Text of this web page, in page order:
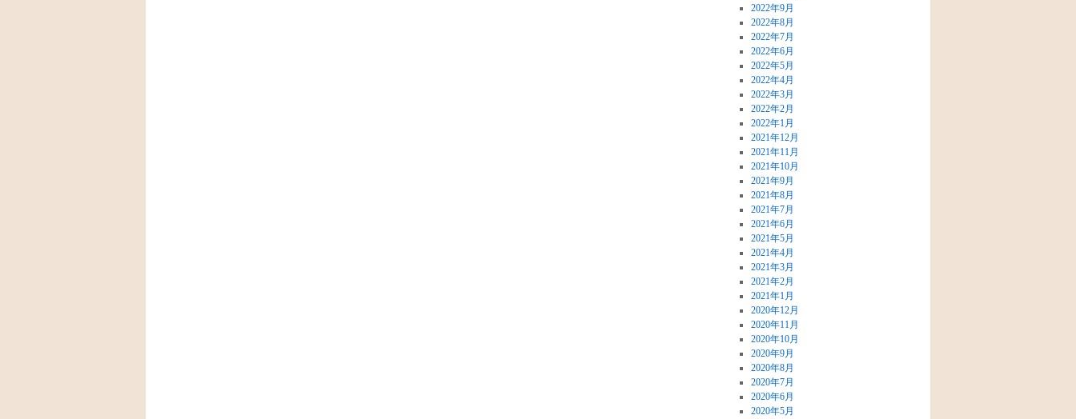
2022年9月
2022年8月
2022年7月
2022年6月
2022年5月
2022年4月
2022年3月
2022年2月
2022年1月
2021年12月
2021年11月
2021年10月
2021年9月
2021年8月
2021年7月
2021年6月
2021年5月
2021年4月
2021年3月
2021年2月
2021年1月
2020年12月
2020年11月
2020年10月
2020年9月
2020年8月
2020年7月
2020年6月
2020年5月